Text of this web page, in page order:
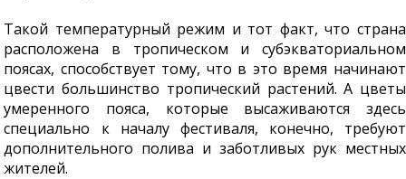
Такой температурный режим и тот факт, что страна
расположена в тропическом и субэкваториальном
поясах, способствует тому, что в это время начинают
цвести большинство тропический растений. А цветы
умеренного пояса, которые высаживаются здесь
специально к началу фестиваля, конечно, требуют
дополнительного полива и заботливых рук местных
жителей.